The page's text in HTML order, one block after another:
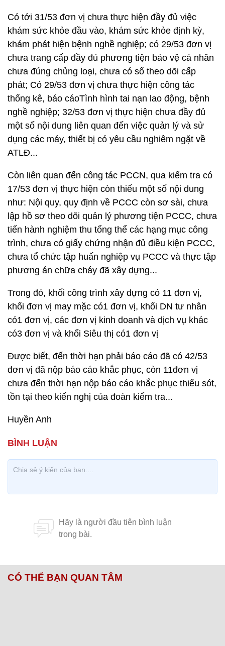
Có tới 31/53 đơn vị chưa thực hiện đầy đủ việc
khám sức khỏe đầu vào, khám sức khỏe định kỳ,
khám phát hiện bệnh nghề nghiệp; có 29/53 đơn vị
chưa trang cấp đầy đủ phương tiện bảo vệ cá nhân
chưa đúng chủng loại, chưa có sổ theo dõi cấp
phát; Có 29/53 đơn vị chưa thực hiện công tác
thống kê, báo cáoTình hình tai nạn lao động, bệnh
nghề nghiệp; 32/53 đơn vị thực hiện chưa đầy đủ
một số nội dung liên quan đến việc quản lý và sử
dụng các máy, thiết bị có yêu cầu nghiêm ngặt về
ATLĐ...
Còn liên quan đến công tác PCCN, qua kiểm tra có
17/53 đơn vị thực hiện còn thiếu một số nội dung
như: Nội quy, quy định về PCCC còn sơ sài, chưa
lập hồ sơ theo dõi quản lý phương tiện PCCC, chưa
tiến hành nghiệm thu tổng thể các hạng mục công
trình, chưa có giấy chứng nhận đủ điều kiện PCCC,
chưa tổ chức tập huấn nghiệp vụ PCCC và thực tập
phương án chữa cháy đã xây dựng...
Trong đó, khối công trình xây dựng có 11 đơn vị,
khối đơn vị may mặc có1 đơn vị, khối DN tư nhân
có1 đơn vị, các đơn vị kinh doanh và dịch vụ khác
có3 đơn vị và khối Siêu thị có1 đơn vị
Được biết, đến thời hạn phải báo cáo đã có 42/53
đơn vị đã nộp báo cáo khắc phục, còn 11đơn vị
chưa đến thời hạn nộp báo cáo khắc phục thiếu sót,
tồn tại theo kiến nghị của đoàn kiểm tra...
Huyền Anh
CÓ THỂ BẠN QUAN TÂM